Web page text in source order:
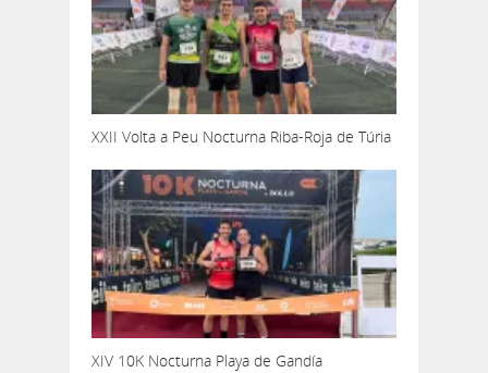
XXII Volta a Peu Nocturna Riba-Roja de Túria
XIV 10K Nocturna Playa de Gandía